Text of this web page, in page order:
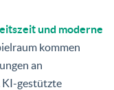
und moderne
kommen
an
KI-gestützte